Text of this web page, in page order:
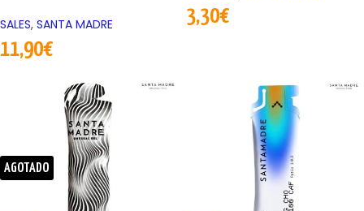
SALES, SANTA MADRE
11,90€
3,30€
AGOTADO